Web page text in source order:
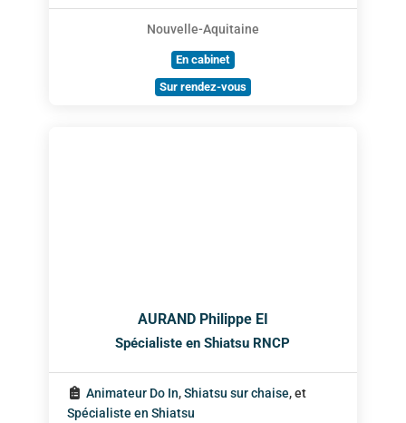
Nouvelle-Aquitaine
En cabinet
Sur rendez-vous
AURAND Philippe EI
Spécialiste en Shiatsu RNCP
Animateur Do In,Shiatsu sur chaise, et
Spécialiste en Shiatsu